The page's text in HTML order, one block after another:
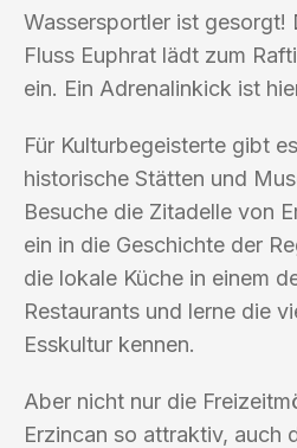
Wassersportler ist gesorgt!
Fluss Euphrat lädt zum
ein. Ein Adrenalinkick ist
Für Kulturbegeisterte gibt
historische Stätten und
Besuche die Zitadelle von
ein in die Geschichte der
die lokale Küche in einem
Restaurants und lerne die
Esskultur kennen.
Aber nicht nur die
Erzincan so attraktiv, auch